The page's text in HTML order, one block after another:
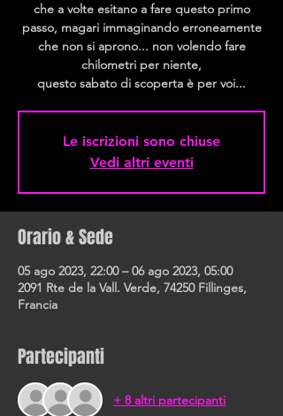
che a volte esitano a fare questo primo
passo, magari immaginando erroneamente
che non si aprono... non volendo fare
chilometri per niente,
questo sabato di scoperta è per voi...
Le iscrizioni sono chiuse
Vedi altri eventi
Orario & Sede
05 ago 2023, 22:00 – 06 ago 2023, 05:00
2091 Rte de la Vall. Verde, 74250 Fillinges,
Francia
Partecipanti
+ 8 altri partecipanti